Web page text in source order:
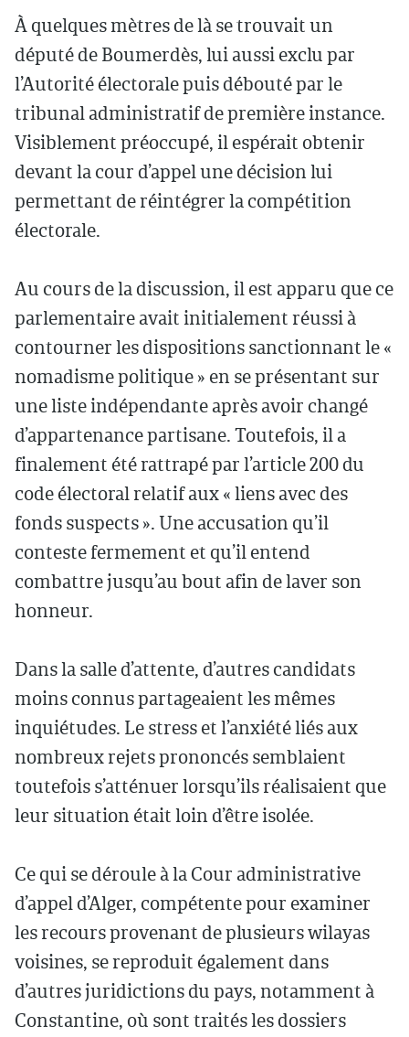
À quelques mètres de là se trouvait un
député de Boumerdès, lui aussi exclu par
l’Autorité électorale puis débouté par le
tribunal administratif de première instance.
Visiblement préoccupé, il espérait obtenir
devant la cour d’appel une décision lui
permettant de réintégrer la compétition
électorale.
Au cours de la discussion, il est apparu que ce
parlementaire avait initialement réussi à
contourner les dispositions sanctionnant le «
nomadisme politique » en se présentant sur
une liste indépendante après avoir changé
d’appartenance partisane. Toutefois, il a
finalement été rattrapé par l’article 200 du
code électoral relatif aux « liens avec des
fonds suspects ». Une accusation qu’il
conteste fermement et qu’il entend
combattre jusqu’au bout afin de laver son
honneur.
Dans la salle d’attente, d’autres candidats
moins connus partageaient les mêmes
inquiétudes. Le stress et l’anxiété liés aux
nombreux rejets prononcés semblaient
toutefois s’atténuer lorsqu’ils réalisaient que
leur situation était loin d’être isolée.
Ce qui se déroule à la Cour administrative
d’appel d’Alger, compétente pour examiner
les recours provenant de plusieurs wilayas
voisines, se reproduit également dans
d’autres juridictions du pays, notamment à
Constantine, où sont traités les dossiers